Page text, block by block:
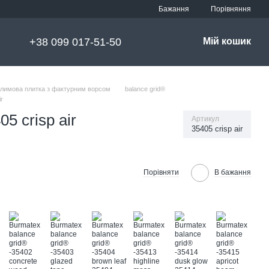
Бажання Порівняння
+38 099 017-51-50 Мій кошик
плитка з фактурним ворсом
balance grid®
crisp air Артикул
35405 crisp air
Порівняти В бажання